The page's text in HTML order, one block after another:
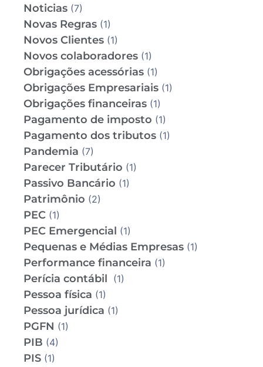
Noticias (7)
Novas Regras (1)
Novos Clientes (1)
Novos colaboradores (1)
Obrigações acessórias (1)
Obrigações Empresariais (1)
Obrigações financeiras (1)
Pagamento de imposto (1)
Pagamento dos tributos (1)
Pandemia (7)
Parecer Tributário (1)
Passivo Bancário (1)
Patrimônio (2)
PEC (1)
PEC Emergencial (1)
Pequenas e Médias Empresas (1)
Performance financeira (1)
Perícia contábil (1)
Pessoa física (1)
Pessoa jurídica (1)
PGFN (1)
PIB (4)
PIS (1)